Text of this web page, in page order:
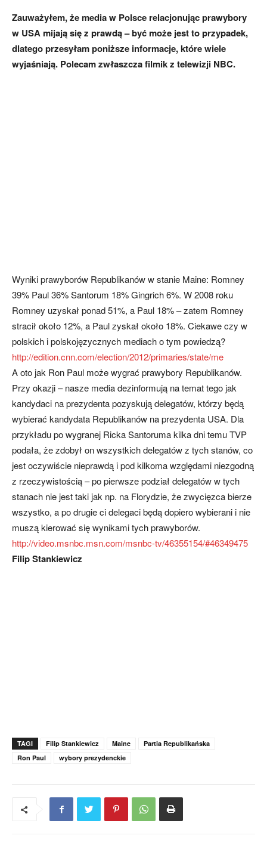
Zauważyłem, że media w Polsce relacjonując prawybory
w USA mijają się z prawdą – być może jest to przypadek,
dlatego przesyłam poniższe informacje, które wiele
wyjaśniają. Polecam zwłaszcza filmik z telewizji NBC.
Wyniki prawyborów Republikanów w stanie Maine: Romney
39% Paul 36% Santorum 18% Gingrich 6%. W 2008 roku
Romney uzyskał ponad 51%, a Paul 18% – zatem Romney
stracił około 12%, a Paul zyskał około 18%. Ciekawe czy w
polskich i polskojęzycznych mediach o tym powiedzą?
http://edition.cnn.com/election/2012/primaries/state/me
A oto jak Ron Paul może wygrać prawybory Republikanów.
Przy okazji – nasze media dezinformują na temat tego jak
kandydaci na prezydenta pozyskują delegatów, którzy będą
wybierać kandydata Republikanów na prezydenta USA. Dla
przykładu po wygranej Ricka Santoruma kilka dni temu TVP
podała, że zdobył on wszystkich delegatów z tych stanów, co
jest oczywiście nieprawdą i pod kilkoma względami niezgodną
z rzeczywistością – po pierwsze podział delegatów w tych
stanach nie jest taki jak np. na Florydzie, że zwycięzca bierze
wszystko, a po drugie ci delegaci będą dopiero wybierani i nie
muszą kierować się wynikami tych prawyborów.
http://video.msnbc.msn.com/msnbc-tv/46355154/#46349475
Filip Stankiewicz
TAGI Filip Stankiewicz Maine
Partia Republikańska
Ron Paul
wybory prezydenckie